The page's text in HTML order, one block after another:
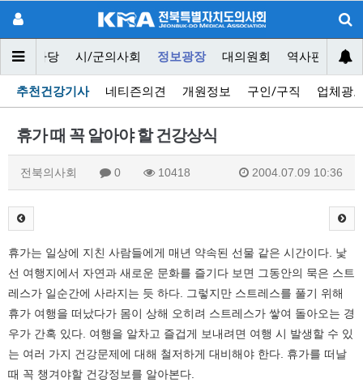
닥터마당 시/군의사회 정보광장 대의원회 역사편찬위원
추천건강기사 네티즌의견 개원정보 구인/구직 업체광
휴가 때 꼭 알아야 할 건강상식
전북의사회 0 10418 2004.07.09 10:36
휴가는 일상에 지친 사람들에게 매년 약속된 선물 같은 시간이다. 낯
선 여행지에서 자연과 새로운 문화를 즐기다 보면 그동안의 묵은 스트
레스가 일순간에 사라지는 듯 하다. 그렇지만 스트레스를 풀기 위해
휴가 여행을 떠났다가 몸이 상해 오히려 스트레스가 쌓여 돌아오는 경
우가 간혹 있다. 여행을 알차고 즐겁게 보내려면 여행 시 발생할 수 있
는 여러 가지 건강문제에 대해 철저하게 대비해야 한다. 휴가를 떠날
때 꼭 챙겨야할 건강정보를 알아본다.